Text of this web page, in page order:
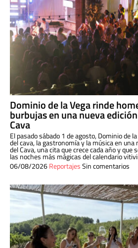
Dominio de la Vega rinde
burbujas en una nueva
Cava
El pasado sábado 1 de agosto, Dominio de
del cava, la gastronomía y la música en una
del Cava, una cita que crece cada año y que
las noches más mágicas del calendario
06/08/2026ReportajesSin comentarios